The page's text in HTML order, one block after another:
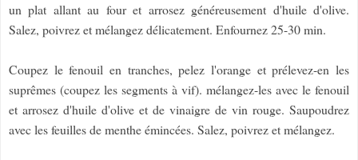
un plat allant au four et arrosez généreusement d'huile d'olive.
Salez, poivrez et mélangez délicatement. Enfournez 25-30 min.
Coupez le fenouil en tranches, pelez l'orange et prélevez-en les
suprêmes (coupez les segments à vif). mélangez-les avec le fenouil
et arrosez d'huile d'olive et de vinaigre de vin rouge. Saupoudrez
avec les feuilles de menthe émincées. Salez, poivrez et mélangez.